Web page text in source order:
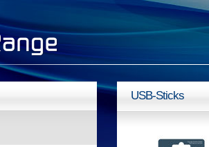
USB-Sticks